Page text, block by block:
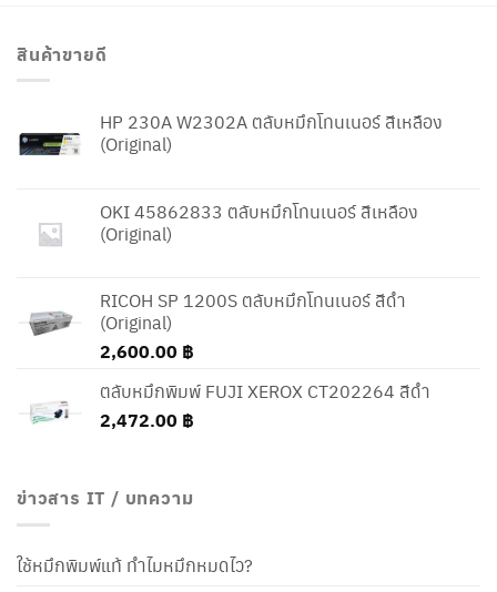
สินค้าขายดี
HP 230A W2302A ตลับหมึกโทนเนอร์ สีเหลือง
(Original)
OKI 45862833 ตลับหมึกโทนเนอร์ สีเหลือง
(Original)
RICOH SP 1200S ตลับหมึกโทนเนอร์ สีดำ
(Original)
2,600.00 ฿
ตลับหมึกพิมพ์ FUJI XEROX CT202264 สีดำ
2,472.00 ฿
ข่าวสาร IT / บทความ
ใช้หมึกพิมพ์แท้ ทำไมหมึกหมดไว?